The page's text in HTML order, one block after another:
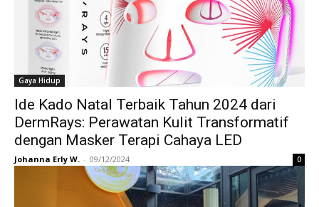
Gaya Hidup
Ide Kado Natal Terbaik Tahun 2024 dari
DermRays: Perawatan Kulit Transformatif
dengan Masker Terapi Cahaya LED
Johanna Erly W. - 09/12/2024 0